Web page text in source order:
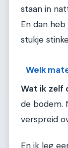
staan in
En dan
stukje
Welk
Wat ik zelf
de bodem.
verspreid
En ik leg